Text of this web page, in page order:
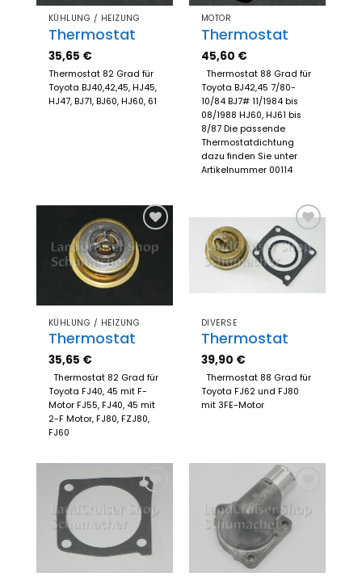
KÜHLUNG / HEIZUNG
Thermostat
35,65 €
Thermostat 82 Grad für
Toyota BJ40,42,45, HJ45,
HJ47, BJ71, BJ60, HJ60, 61
MOTOR
Thermostat
45,60 €
Thermostat 88 Grad für
Toyota BJ42,45 7/80-
10/84 BJ7# 11/1984 bis
08/1988 HJ60, HJ61 bis
8/87 Die passende
Thermostatdichtung
dazu finden Sie unter
Artikelnummer 00114
Zum
Merkzettel
hinzufügen
KÜHLUNG / HEIZUNG
Thermostat
35,65 €
Thermostat 82 Grad für
Toyota FJ40, 45 mit F-
Motor FJ55, FJ40, 45 mit
2-F Motor, FJ80, FZJ80,
FJ60
Zum
Merkzettel
hinzufügen
DIVERSE
Thermostat
39,90 €
Thermostat 88 Grad für
Toyota FJ62 und FJ80
mit 3FE-Motor
Zum
Merkzettel
hinzufügen
Zum
Merkzettel
hinzufügen